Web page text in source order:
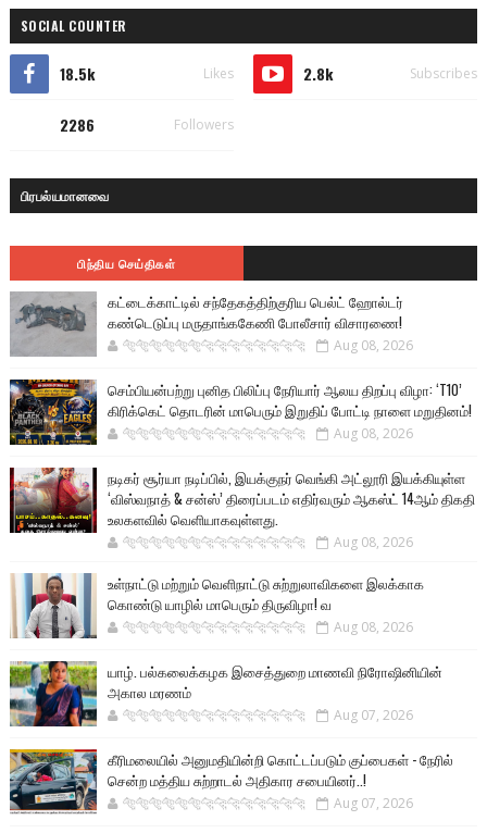
SOCIAL COUNTER
18.5k Likes 2.8k Subscribes
2286 Followers
பிரபல்யமானவை
பிந்திய செய்திகள்
கட்டைக்காட்டில் சந்தேகத்திற்குரிய பெல்ட் ஹோல்டர்
கண்டெடுப்பு மருதாங்ககேணி போலீசார் விசாரணை!
🐅🐅🐅🐅🐅🐅🐆🐆🐆🐆🐆🐆🐆🐆 Aug 08, 2026
செம்பியன்பற்று புனித பிலிப்பு நேரியார் ஆலய திறப்பு விழா: ‘T10’
கிரிக்கெட் தொடரின் மாபெரும் இறுதிப் போட்டி நாளை மறுதினம்!
🐅🐅🐅🐅🐅🐅🐆🐆🐆🐆🐆🐆🐆🐆 Aug 08, 2026
நடிகர் சூர்யா நடிப்பில், இயக்குநர் வெங்கி அட்லூரி இயக்கியுள்ள
‘விஸ்வநாத் & சன்ஸ்’ திரைப்படம் எதிர்வரும் ஆகஸ்ட் 14ஆம் திகதி
உலகளவில் வெளியாகவுள்ளது.
🐅🐅🐅🐅🐅🐅🐆🐆🐆🐆🐆🐆🐆🐆 Aug 08, 2026
உள்நாட்டு மற்றும் வெளிநாட்டு சுற்றுலாவிகளை இலக்காக
கொண்டு யாழில் மாபெரும் திருவிழா! வ
🐅🐅🐅🐅🐅🐅🐆🐆🐆🐆🐆🐆🐆🐆 Aug 08, 2026
யாழ். பல்கலைக்கழக இசைத்துறை மாணவி நிரோஷினியின்
அகால மரணம்
🐅🐅🐅🐅🐅🐅🐆🐆🐆🐆🐆🐆🐆🐆 Aug 07, 2026
கீரிமலையில் அனுமதியின்றி கொட்டப்படும் குப்பைகள் - நேரில்
சென்ற மத்திய சுற்றாடல் அதிகார சபையினர்..!
🐅🐅🐅🐅🐅🐅🐆🐆🐆🐆🐆🐆🐆🐆 Aug 07, 2026